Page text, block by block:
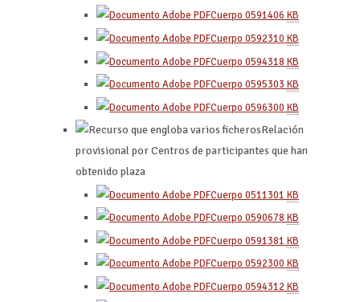
Cuerpo 0591406KB
Cuerpo 0592310 KB
Cuerpo 0594318 KB
Cuerpo 0595303 KB
Cuerpo 0596300 KB
Relación
provisional por Centros de participantes que han
obtenido plaza
Cuerpo 0511301 KB
Cuerpo 0590678KB
Cuerpo 0591381 KB
Cuerpo 0592300KB
Cuerpo 0594312KB